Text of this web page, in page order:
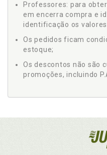
Professores: para
em encerra compra e
identificação os
Os pedidos ficam
estoque;
Os descontos não são
promoções, incluindo